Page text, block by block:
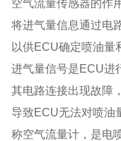
空气流量传感器的作
将进气量信息通过电
以供ECU确定喷油量
进气量信号是ECU进
其电路连接出现故障
导致ECU无法对喷油
称空气流量计，是电